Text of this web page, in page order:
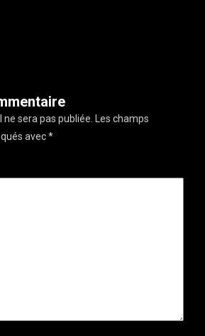
sera pas publiée. Les champs
avec*